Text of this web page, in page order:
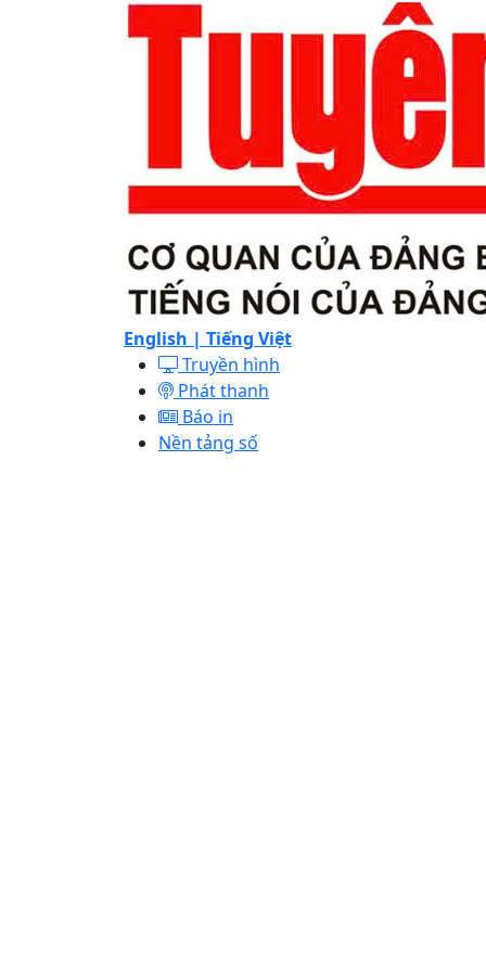
English | Tiếng Việt
Truyền hình
Phát thanh
Báo in
Nền tảng số